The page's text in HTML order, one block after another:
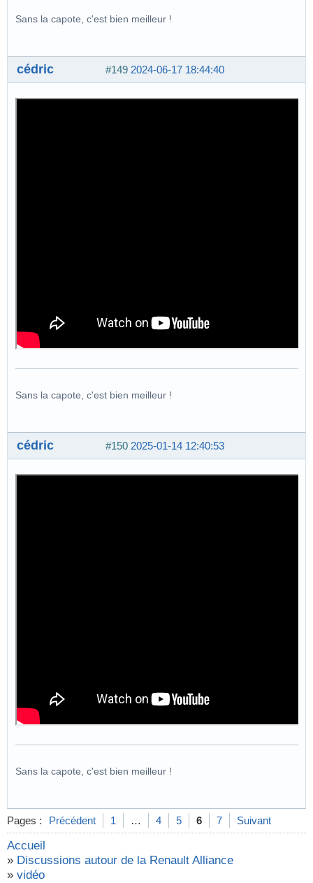
Sans la capote, c'est bien meilleur !
#149 2024-06-17 18:44:40
cédric
Sans la capote, c'est bien meilleur !
#150 2025-01-14 12:40:53
cédric
Sans la capote, c'est bien meilleur !
Pages : Précédent 1 … 4 5 6 7 Suivant
Accueil
» Discussions autour de la Renault Alliance
» vidéo